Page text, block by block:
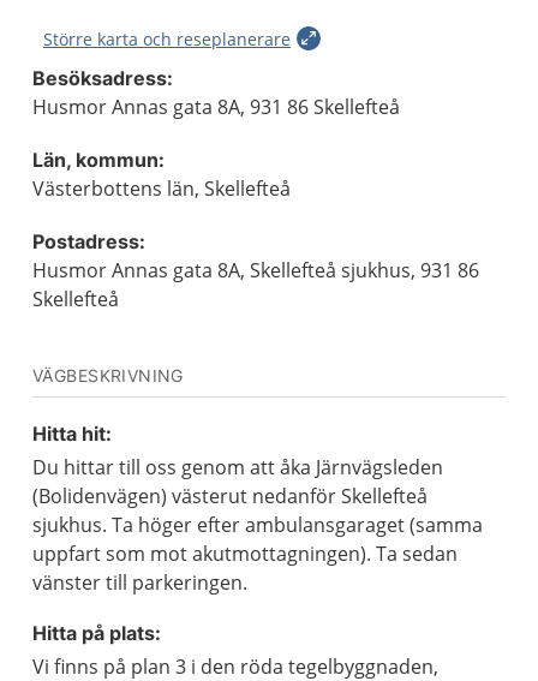
Större karta och reseplanerare
Besöksadress:
Husmor Annas gata 8A, 931 86 Skellefteå
Län, kommun:
Västerbottens län, Skellefteå
Postadress:
Husmor Annas gata 8A, Skellefteå sjukhus, 931 86
Skellefteå
VÄGBESKRIVNING
Hitta hit:
Du hittar till oss genom att åka Järnvägsleden
(Bolidenvägen) västerut nedanför Skellefteå
sjukhus. Ta höger efter ambulansgaraget (samma
uppfart som mot akutmottagningen). Ta sedan
vänster till parkeringen.
Hitta på plats:
Vi finns på plan 3 i den röda tegelbyggnaden,